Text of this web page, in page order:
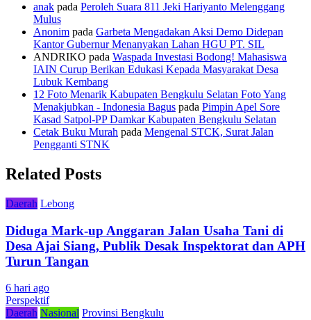
anak pada Peroleh Suara 811 Jeki Hariyanto Melenggang
Mulus
Anonim pada Garbeta Mengadakan Aksi Demo Didepan
Kantor Gubernur Menanyakan Lahan HGU PT. SIL
ANDRIKO pada Waspada Investasi Bodong! Mahasiswa
IAIN Curup Berikan Edukasi Kepada Masyarakat Desa
Lubuk Kembang
12 Foto Menarik Kabupaten Bengkulu Selatan Foto Yang
Menakjubkan - Indonesia Bagus pada Pimpin Apel Sore
Kasad Satpol-PP Damkar Kabupaten Bengkulu Selatan
Cetak Buku Murah pada Mengenal STCK, Surat Jalan
Pengganti STNK
Related Posts
Daerah Lebong
Diduga Mark-up Anggaran Jalan Usaha Tani di
Desa Ajai Siang, Publik Desak Inspektorat dan APH
Turun Tangan
6 hari ago
Perspektif
Daerah Nasional Provinsi Bengkulu